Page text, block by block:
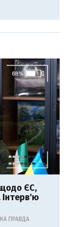
ЄС,
Інтерв'ю
ПРАВДА